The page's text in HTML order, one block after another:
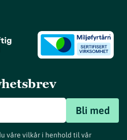
Bli med
våre vilkår i henhold til vår